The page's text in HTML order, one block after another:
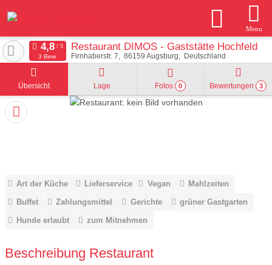
Menu
Restaurant DIMOS - Gaststätte Hochfeld
Firnhaberstr. 7 86159 Augsburg Deutschland
3 Bew.
Übersicht Lage Fotos 0 Bewertungen 3
Art der Küche Lieferservice Vegan
Mahlzeiten
Buffet
Zahlungsmittel Gerichte
grüner Gastgarten
Hunde erlaubt
zum Mitnehmen
Beschreibung Restaurant